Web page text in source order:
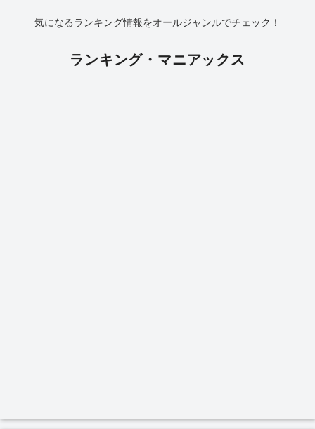
気になるランキング情報をオールジャンルでチェック！
ランキング・マニアックス